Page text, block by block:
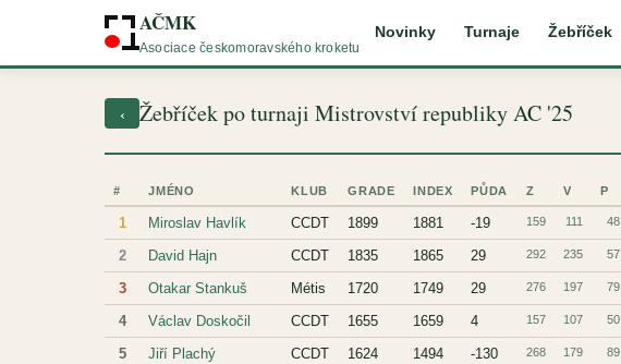
AČMK
Asociace českomoravského kroketu
Novinky Turnaje Žebříček
‹ Žebříček po turnaji Mistrovství republiky AC '25
# JMÉNO KLUB GRADE INDEX PŮDA Z V P
1 Miroslav Havlík CCDT 1899 1881 -19 159 111 48
2 David Hajn CCDT 1835 1865 29 292 235 57
3 Otakar Stankuš Métis 1720 1749 29 276 197 79
4 Václav Doskočil CCDT 1655 1659 4 157 107 50
5 Jiří Plachý CCDT 1624 1494 -130 268 179 89